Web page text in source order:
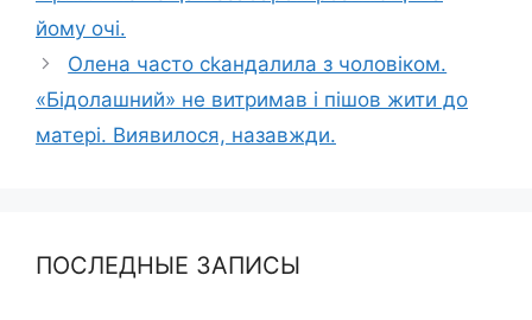
йому очі.
Олена часто сkандалила з чоловіком.
«Бідолашний» не витримав і пішов жити до
матері. Виявилося, назавжди.
ПОСЛЕДНЫЕ ЗАПИСЫ